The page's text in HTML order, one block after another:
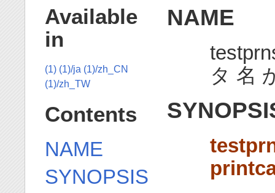
NAME
タ 名
Available
in
(1) (1)/ja (1)/zh_CN
(1)/zh_TW
Contents
NAME
SYNOPSIS